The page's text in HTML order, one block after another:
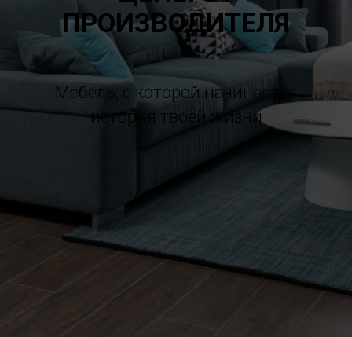
ПРОИЗВОДИТЕЛЯ
Мебель, с которой начинается
история твоей жизни